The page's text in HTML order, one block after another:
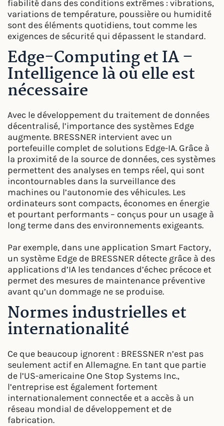
fiabilité dans des conditions extrêmes : vibrations,
variations de température, poussière ou humidité
sont des éléments quotidiens, tout comme les
exigences de sécurité qui dépassent le standard.
Edge-Computing et IA –
Intelligence là où elle est
nécessaire
Avec le développement du traitement de données
décentralisé, l’importance des systèmes Edge
augmente. BRESSNER intervient avec un
portefeuille complet de solutions Edge-IA. Grâce à
la proximité de la source de données, ces systèmes
permettent des analyses en temps réel, qui sont
incontournables dans la surveillance des
machines ou l’autonomie des véhicules. Les
ordinateurs sont compacts, économes en énergie
et pourtant performants – conçus pour un usage à
long terme dans des environnements exigeants.
Par exemple, dans une application Smart Factory,
un système Edge de BRESSNER détecte grâce à des
applications d’IA les tendances d’échec précoce et
permet des mesures de maintenance préventive
avant qu’un dommage ne se produise.
Normes industrielles et
internationalité
Ce que beaucoup ignorent : BRESSNER n’est pas
seulement actif en Allemagne. En tant que partie
de l’US-americaine One Stop Systems Inc.,
l’entreprise est également fortement
internationalement connectée et a accès à un
réseau mondial de développement et de
fabrication.